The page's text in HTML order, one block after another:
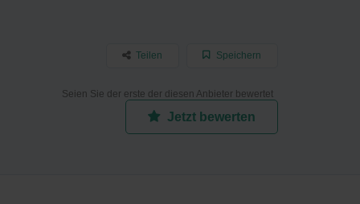
Speichern
Teilen
Seien Sie der erste der diesen Anbieter bewertet
Jetzt bewerten